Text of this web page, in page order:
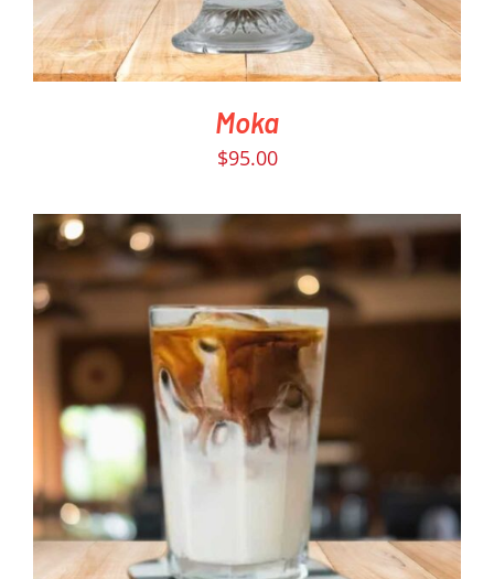
Moka
$95.00
PEDIR AHORA
/
DETAILS